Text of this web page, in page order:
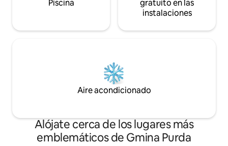
Piscina
gratuito en las
instalaciones
Aire acondicionado
Alójate cerca de los lugares más
emblemáticos de Gmina Purda